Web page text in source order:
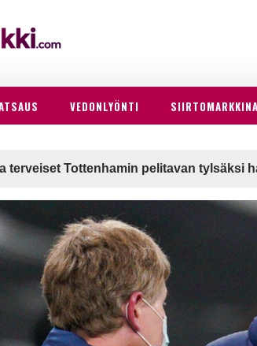
VEDONLYÖNTI
terveiset Tottenhamin pelitavan tylsäksi